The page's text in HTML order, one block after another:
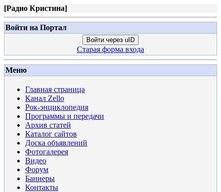
[Радио Кристина]
Войти на Портал
Войти через uID
Старая форма входа
Меню
Главная страница
Канал Zello
Рок-энциклопедия
Программы и передачи
Архив статей
Каталог сайтов
Доска объявлений
Фотогалерея
Видео
Форум
Баннеры
Контакты